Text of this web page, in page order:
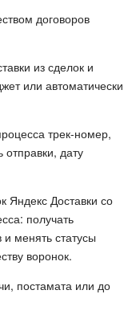
договоров
из сделок и
или автоматически
трек-номер,
отправки, дату
Яндекс Доставки со
получать
и менять статусы
воронок.
постамата или до